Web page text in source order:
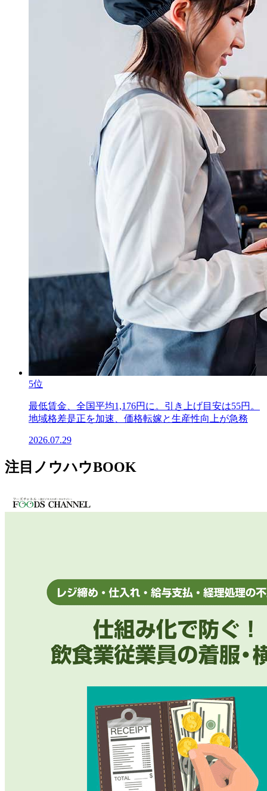
5位
最低賃金、全国平均1,176円に。引き上げ目安は55円。
地域格差是正を加速、価格転嫁と生産性向上が急務
2026.07.29
注目ノウハウBOOK